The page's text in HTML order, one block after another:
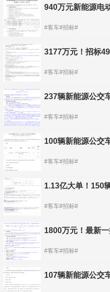
940万元新能源电
#客车#招标#
3177万元！招标
#客车#招标#
237辆新能源公交
#客车#招标#
100辆新能源公交
#客车#招标#
1.13亿大单！150
#客车#招标#
1800万元！最新
#客车#招标#
107辆新能源公交